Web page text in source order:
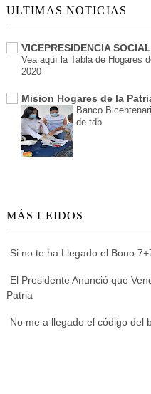
ULTIMAS NOTICIAS
VICEPRESIDENCIA SOCIAL
Vea aquí la Tabla de Hogares
2020
Mision Hogares de la
Banco
de tdb
MÁS LEIDOS
Si no te ha Llegado el Bono
El Presidente Anunció que
Patria
No me a llegado el código del